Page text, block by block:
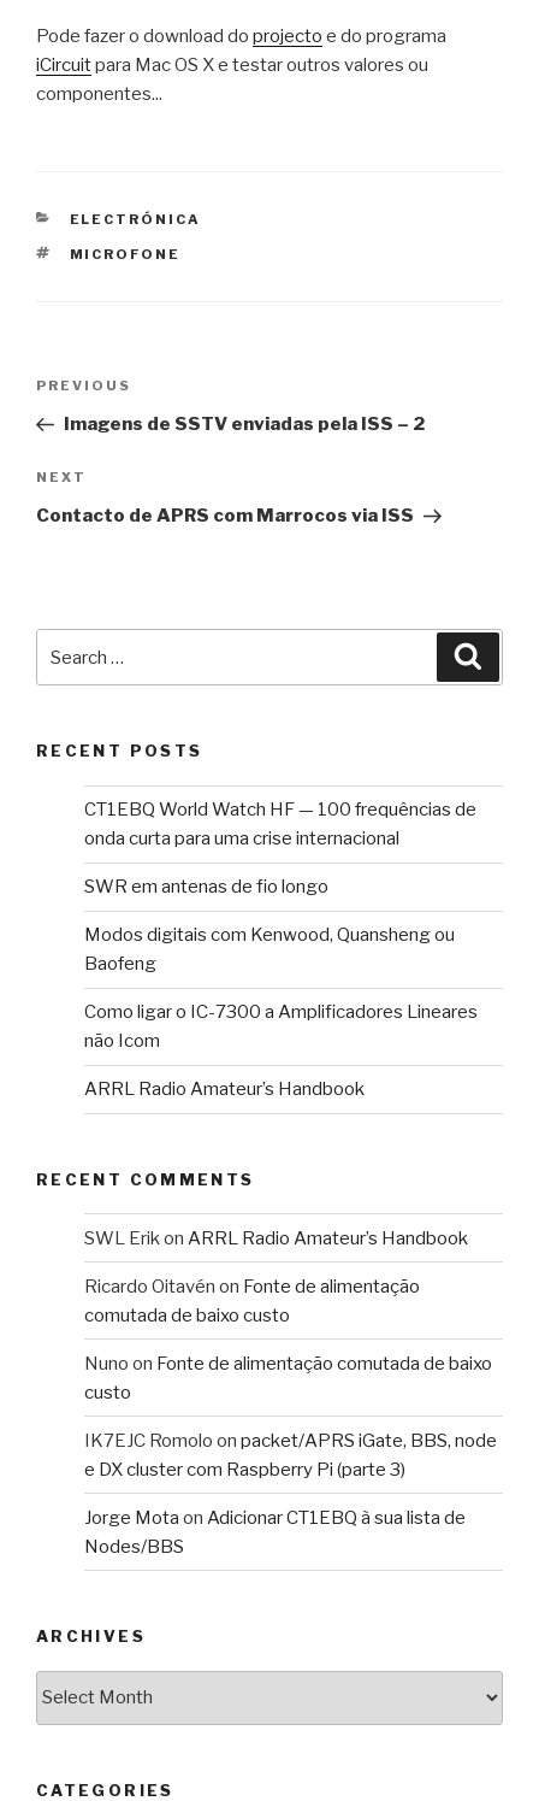
Pode fazer o download do projecto e do programa
iCircuitpara Mac OS X e testar outros valores ou
componentes...
CATEGORIES
ELECTRÓNICA
TAGS
MICROFONE
Previous
Post
PREVIOUS
Imagens de SSTV enviadas pela ISS – 2
Next
Post
NEXT
Contacto de APRS com Marrocos via ISS
RECENT POSTS
CT1EBQ World Watch HF — 100 frequências de
onda curta para uma crise internacional
SWR em antenas de fio longo
Modos digitais com Kenwood, Quansheng ou
Baofeng
Como ligar o IC-7300 a Amplificadores Lineares
não Icom
ARRL Radio Amateur’s Handbook
RECENT COMMENTS
SWL Erikon ARRL Radio Amateur’s Handbook
Ricardo Oitavén on Fonte de alimentação
comutada de baixo custo
Nuno on Fonte de alimentação comutada de baixo
custo
IK7EJC Romolo on packet/APRS iGate, BBS, node
e DX cluster com Raspberry Pi (parte 3)
Jorge Mota on Adicionar CT1EBQ à sua lista de
Nodes/BBS
ARCHIVES
CATEGORIES